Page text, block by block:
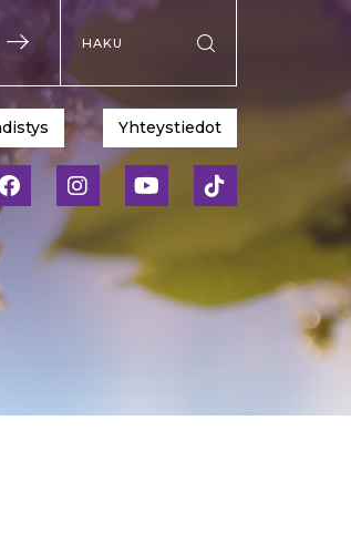
Hae sivustolta
Yhteystiedot